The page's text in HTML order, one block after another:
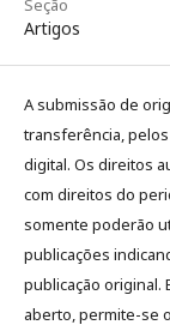
Seção
Artigos
A submissão de
transferência,
digital. Os direitos
com direitos do
somente poderão
publicações
publicação original.
aberto, permite-se